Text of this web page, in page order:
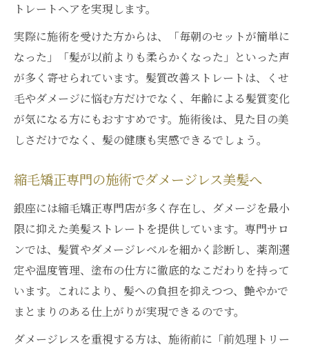
トレートヘアを実現します。
実際に施術を受けた方からは、「毎朝のセットが簡単に
なった」「髪が以前よりも柔らかくなった」といった声
が多く寄せられています。髪質改善ストレートは、くせ
毛やダメージに悩む方だけでなく、年齢による髪質変化
が気になる方にもおすすめです。施術後は、見た目の美
しさだけでなく、髪の健康も実感できるでしょう。
縮毛矯正専門の施術でダメージレス美髪へ
銀座には縮毛矯正専門店が多く存在し、ダメージを最小
限に抑えた美髪ストレートを提供しています。専門サロ
ンでは、髪質やダメージレベルを細かく診断し、薬剤選
定や温度管理、塗布の仕方に徹底的なこだわりを持って
います。これにより、髪への負担を抑えつつ、艶やかで
まとまりのある仕上がりが実現できるのです。
ダメージレスを重視する方は、施術前に「前処理トリー